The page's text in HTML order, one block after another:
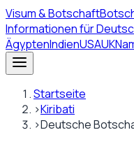
Visum& Botschaft
Informationen für
ÄgyptenIndienUSAUK
Startseite
›Kiribati
›Deutsche